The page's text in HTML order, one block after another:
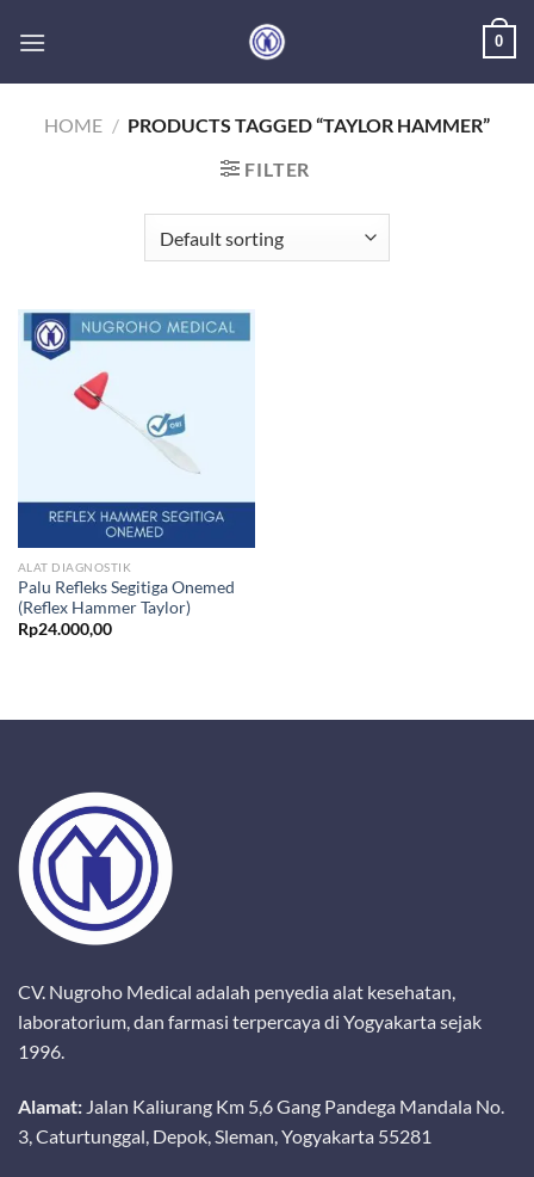
0
HOME / PRODUCTS TAGGED “TAYLOR HAMMER”
FILTER
ALAT DIAGNOSTIK
Palu Refleks Segitiga Onemed
(Reflex Hammer Taylor)
Rp24.000,00
CV. Nugroho Medical adalah penyedia alat kesehatan,
laboratorium, dan farmasi terpercaya di Yogyakarta sejak
1996.
Alamat: Jalan Kaliurang Km 5,6 Gang Pandega Mandala No.
3, Caturtunggal, Depok, Sleman, Yogyakarta 55281